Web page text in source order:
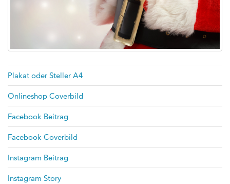
Plakat oder Steller A4
Onlineshop Coverbild
Facebook Beitrag
Facebook Coverbild
Instagram Beitrag
Instagram Story